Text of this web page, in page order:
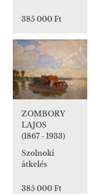
385 000 Ft
ZOMBORY
LAJOS
(1867 - 1933)
Szolnoki
átkelés
385 000 Ft